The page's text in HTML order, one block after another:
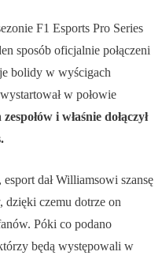
F1 Esports Pro Series
sposób oficjalnie połączeni
bolidy w wyścigach
w połowie
i właśnie dołączył
dał Williamsowi szansę
dzięki czemu dotrze on
Póki co podano
będą występowali w